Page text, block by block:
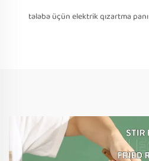
tələbə üçün elektrik qızartma panı